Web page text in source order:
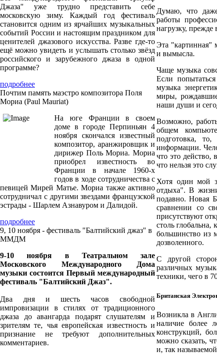
Джаза" уже трудно представить себе
московскую зиму. Каждый год фестиваль
становится одним из ярчайших музыкальных
событий России и настоящим праздником для
ценителей джазового искусства. Разве где-то
ещё можно увидеть и услышать столько звёзд
российского и зарубежного джаза в одной
программе?
подробнее
Почтим память маэстро композитора Поля
Мориа (Paul Mauriat)
На юге Франции в своем
доме в городе Перпиньян 4
ноября скончался известный
композитор, аранжировщик и
дирижер Поль Мориа. Мориа
приобрел известность во
Франции в начале 1960-х
годов в ходе сотрудничества с
певицей Мирей Матье. Мориа также активно
сотрудничал с другими звездами французской
эстрады - Шарлем Азнавуром и Далидой.
подробнее
9, 10 ноября - фестиваль "Балтийский джаз" в
ММДМ
9-10 ноября в Театральном зале
Московского Международного Дома
музыки состоится Первый международный
фестиваль "Балтийский Джаз".
Два дня и шесть часов свободной
импровизации в стилях от традиционного
джаза до авангарда подарят слушателям и
зрителям те, чья европейская известность и
признание не требуют дополнительных
комментариев.
Думаю, что
работы
нагрузку, прежде
Эта "картинная"
и вымысла.
Чаще музыка
Если
музыка
миры,
наши души и
Возможно,
общем
подготовка,
информации.
что это действо,
что нельзя это
Хотя один мой
отдыха". В
подавно. Новая
сравнении со
присутствуют
столь
большинство из
дозволенного.
С другой
различных
техники, чего в
Британская
Возникла в
наличие более
конструкций,
можно сказать,
и, так